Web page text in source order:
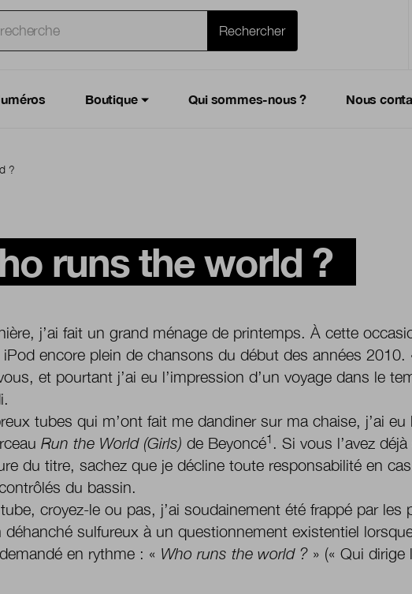
Boutique Qui sommes-nous ? Nous
?
runs the world ?
j’ai fait un grand ménage de printemps. À cette
iPod encore plein de chansons du début des années 2010.
et pourtant j’ai eu l’impression d’un voyage dans le
tubes qui m’ont fait me dandiner sur ma chaise, j’ai eu
Run the World (Girls) de Beyoncé1 . Si vous l’avez
du titre, sachez que je décline toute responsabilité en
du bassin.
croyez-le ou pas, j’ai soudainement été frappé par les
déhanché sulfureux à un questionnement existentiel
en rythme : « Who runs the world ? » (« Qui dirige